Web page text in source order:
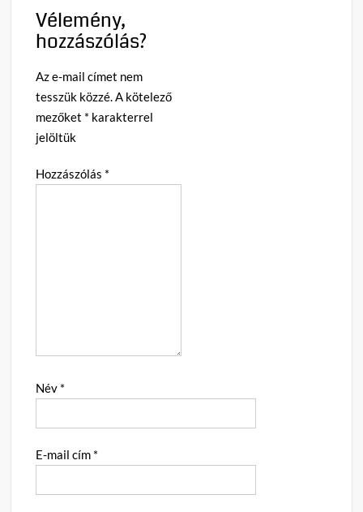
Vélemény,
hozzászólás?
Az e-mail címet nem
tesszük közzé.A kötelező
mezőket * karakterrel
jelöltük
Hozzászólás *
Név *
E-mail cím *